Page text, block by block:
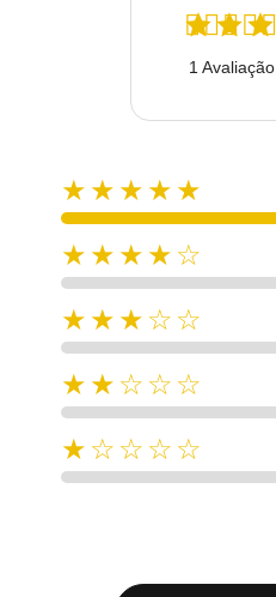
1 Avaliação
★★★★★
★★★★☆
★★★☆☆
★★☆☆☆
★☆☆☆☆